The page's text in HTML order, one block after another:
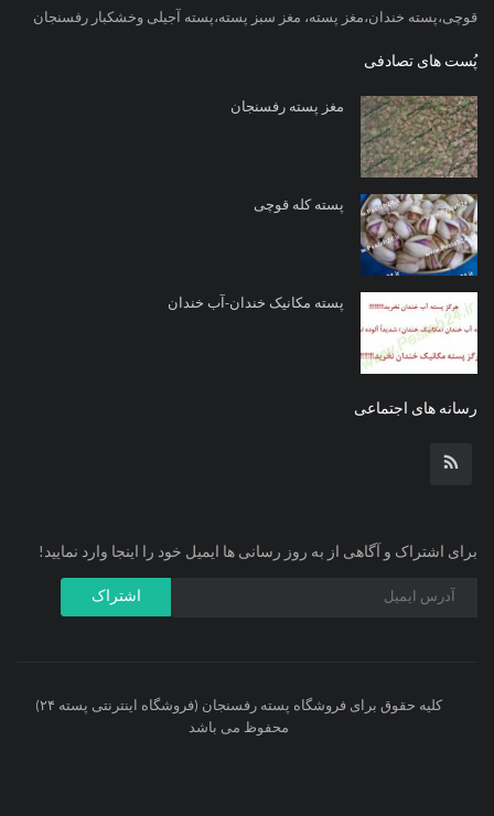
قوچی،پسته خندان،مغز پسته، مغز سبز پسته،پسته آجیلی وخشکبار رفسنجان
پُست های تصادفی
مغز پسته رفسنجان
پسته کله قوچی
پسته مکانیک خندان-آب خندان
رسانه های اجتماعی
برای اشتراک و آگاهی از به روز رسانی ها ایمیل خود را اینجا وارد نمایید!
اشتراک
کلیه حقوق برای فروشگاه پسته رفسنجان (فروشگاه اینترنتی پسته ۲۴)
محفوظ می باشد